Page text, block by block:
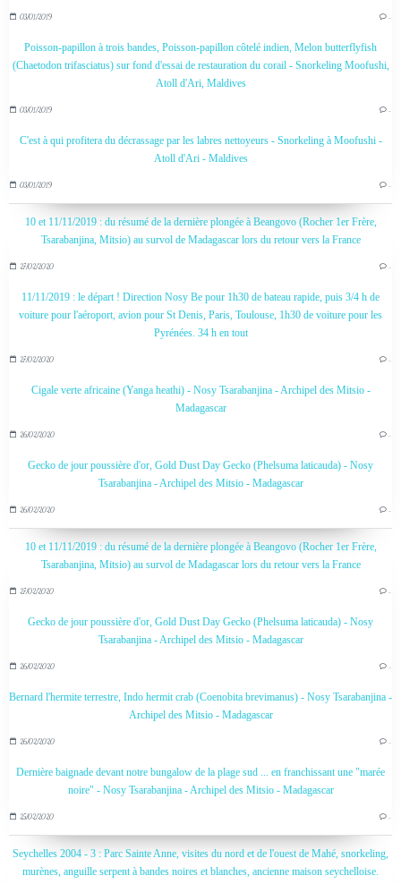
03/01/2019 …
Poisson-papillon à trois bandes, Poisson-papillon côtelé indien, Melon butterflyfish
(Chaetodon trifasciatus) sur fond d'essai de restauration du corail - Snorkeling Moofushi,
Atoll d'Ari, Maldives
03/01/2019 …
C'est à qui profitera du décrassage par les labres nettoyeurs - Snorkeling à Moofushi -
Atoll d'Ari - Maldives
03/01/2019 …
10 et 11/11/2019 : du résumé de la dernière plongée à Beangovo (Rocher 1er Frère,
Tsarabanjina, Mitsio) au survol de Madagascar lors du retour vers la France
27/02/2020 …
11/11/2019 : le départ ! Direction Nosy Be pour 1h30 de bateau rapide, puis 3/4 h de
voiture pour l'aéroport, avion pour St Denis, Paris, Toulouse, 1h30 de voiture pour les
Pyrénées. 34 h en tout
27/02/2020 …
Cigale verte africaine (Yanga heathi) - Nosy Tsarabanjina - Archipel des Mitsio -
Madagascar
26/02/2020 …
Gecko de jour poussière d'or, Gold Dust Day Gecko (Phelsuma laticauda) - Nosy
Tsarabanjina - Archipel des Mitsio - Madagascar
26/02/2020 …
10 et 11/11/2019 : du résumé de la dernière plongée à Beangovo (Rocher 1er Frère,
Tsarabanjina, Mitsio) au survol de Madagascar lors du retour vers la France
27/02/2020 …
Gecko de jour poussière d'or, Gold Dust Day Gecko (Phelsuma laticauda) - Nosy
Tsarabanjina - Archipel des Mitsio - Madagascar
26/02/2020 …
Bernard l'hermite terrestre, Indo hermit crab (Coenobita brevimanus) - Nosy Tsarabanjina -
Archipel des Mitsio - Madagascar
26/02/2020 …
Dernière baignade devant notre bungalow de la plage sud ... en franchissant une "marée
noire" - Nosy Tsarabanjina - Archipel des Mitsio - Madagascar
25/02/2020 …
Seychelles 2004 - 3 : Parc Sainte Anne, visites du nord et de l'ouest de Mahé, snorkeling,
murènes, anguille serpent à bandes noires et blanches, ancienne maison seychelloise.